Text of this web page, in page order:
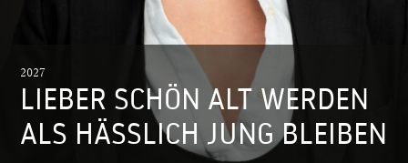
2027
LIEBER SCHÖN ALT WERDEN
ALS HÄSSLICH JUNG BLEIBEN